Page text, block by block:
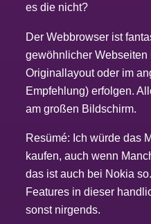
es die nicht?
Der Webbrowser ist
gewöhnlicher
Originallayout oder im
Empfehlung) erfolgen.
am großen Bildschirm.
Resümé: Ich würde das
kaufen, auch wenn
das ist auch bei Nokia
Features in dieser
sonst nirgends.